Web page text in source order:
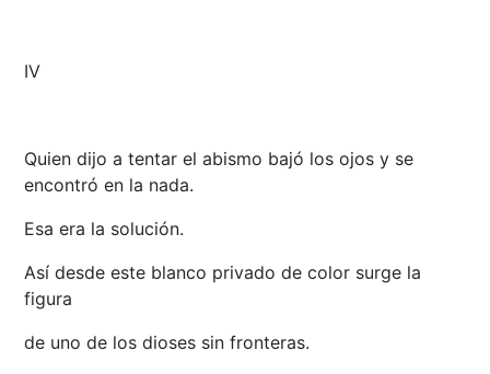
IV
Quien dijo a tentar el abismo bajó los ojos y se
encontró en la nada.
Esa era la solución.
Así desde este blanco privado de color surge la
figura
de uno de los dioses sin fronteras.